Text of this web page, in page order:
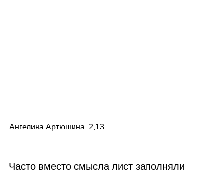
Ангелина Артюшина, 2,13
Часто вместо смысла лист заполняли